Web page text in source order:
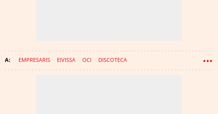
EMPRESARIS EIVISSA OCI DISCOTECA